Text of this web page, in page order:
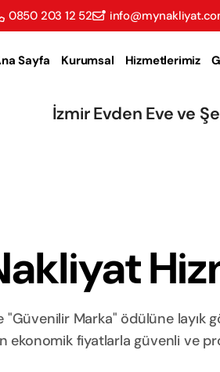
0850 203 12 52
Sayfa Kurumsal Hizmetlerimiz
İzmir Evden Eve ve
Marka" ödülüne layık
fiyatlarla güvenli ve